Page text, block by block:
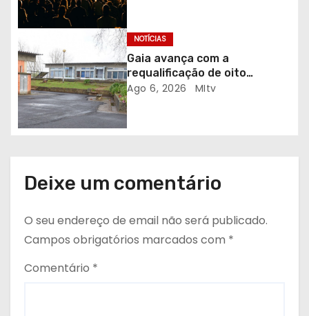
i
g
o
s
NOTÍCIAS
Gaia avança com a
requalificação de oito
escolas prioritárias
Ago 6, 2026 MItv
Deixe um comentário
O seu endereço de email não será publicado.
Campos obrigatórios marcados com *
Comentário *